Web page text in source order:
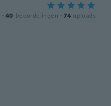
· 40 beoordelingen · 74 uploads